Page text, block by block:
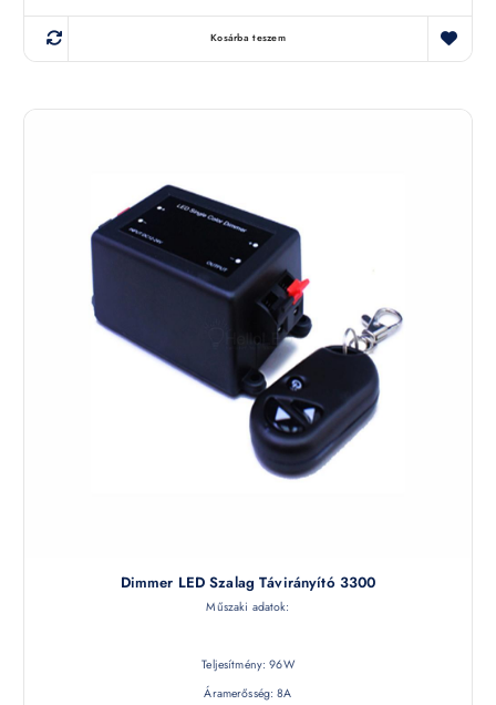
Kosárba teszem
Dimmer LED Szalag Távirányító 3300
Műszaki adatok:
Teljesítmény: 96W
Áramerősség: 8A